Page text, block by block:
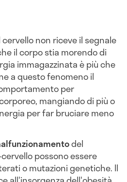
cervello non riceve il segnale
il corpo stia morendo di
immagazzinata è più che
a questo fenomeno il
per
mangiando di più o
per far bruciare meno
del
possono essere
o mutazioni genetiche. Il